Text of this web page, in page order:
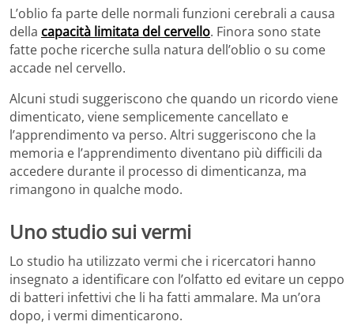
L’oblio fa parte delle normali funzioni cerebrali a causa
della capacità limitata del cervello. Finora sono state
fatte poche ricerche sulla natura dell’oblio o su come
accade nel cervello.
Alcuni studi suggeriscono che quando un ricordo viene
dimenticato, viene semplicemente cancellato e
l’apprendimento va perso. Altri suggeriscono che la
memoria e l’apprendimento diventano più difficili da
accedere durante il processo di dimenticanza, ma
rimangono in qualche modo.
Uno studio sui vermi
Lo studio ha utilizzato vermi che i ricercatori hanno
insegnato a identificare con l’olfatto ed evitare un ceppo
di batteri infettivi che li ha fatti ammalare. Ma un’ora
dopo, i vermi dimenticarono.